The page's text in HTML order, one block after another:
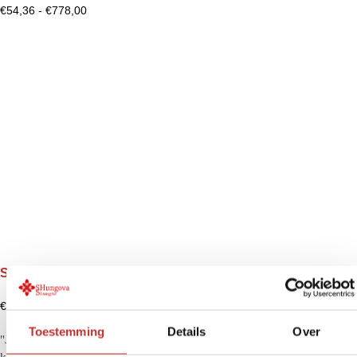
Toestemming Details Over
€54,36 - €778,00
Shungite Piramis Vortex, nem csiszolt – 4x piramis
€
"Jó termék. Ez a második víztartályom, mielőtt másik szobába